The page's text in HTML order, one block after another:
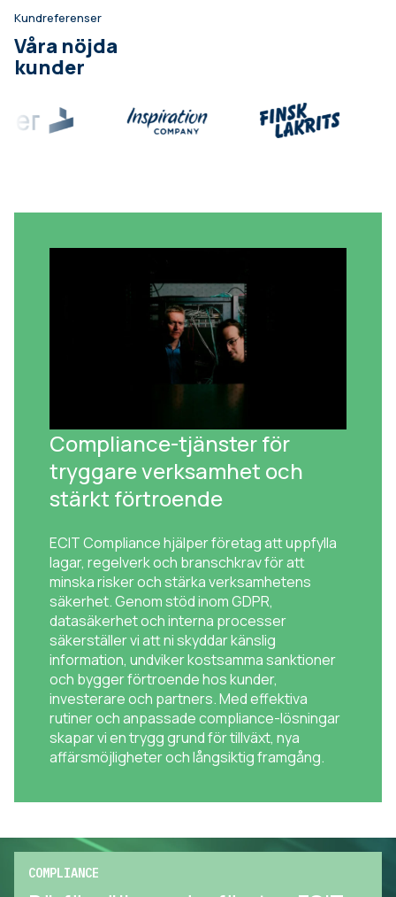
Kundreferenser
Våra nöjda
kunder
Compliance-tjänster för
tryggare verksamhet och
stärkt förtroende
ECIT Compliance hjälper företag att uppfylla
lagar, regelverk och branschkrav för att
minska risker och stärka verksamhetens
säkerhet. Genom stöd inom GDPR,
datasäkerhet och interna processer
säkerställer vi att ni skyddar känslig
information, undviker kostsamma sanktioner
och bygger förtroende hos kunder,
investerare och partners. Med effektiva
rutiner och anpassade compliance-lösningar
skapar vi en trygg grund för tillväxt, nya
affärsmöjligheter och långsiktig framgång.
COMPLIANCE